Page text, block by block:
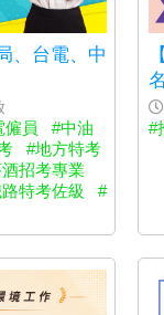
、台電、中
僱員
#中油
#地方特考
招考專業
特考佐級
#
#